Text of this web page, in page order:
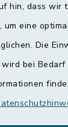
hin, dass wir
um eine
Die
bei
Kontakt